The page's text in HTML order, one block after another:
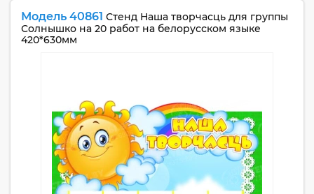
Модель 40861 Стенд Наша творчасць для группы
Солнышко на 20 работ на белорусском языке
420*630мм